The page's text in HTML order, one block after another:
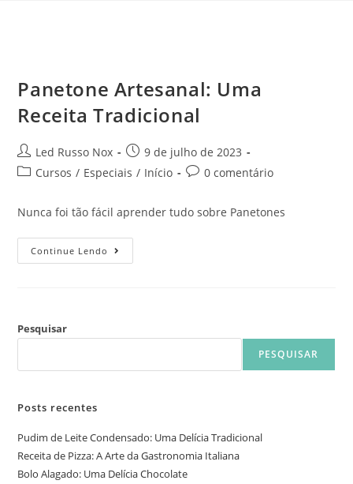
Panetone Artesanal: Uma
Receita Tradicional
Led Russo Nox
9 de julho de 2023
Cursos / Especiais / Início 0 comentário
Nunca foi tão fácil aprender tudo sobre Panetones
Continue Lendo
Pesquisar
PESQUISAR
Posts recentes
Pudim de Leite Condensado: Uma Delícia Tradicional
Receita de Pizza: A Arte da Gastronomia Italiana
Bolo Alagado: Uma Delícia Chocolate